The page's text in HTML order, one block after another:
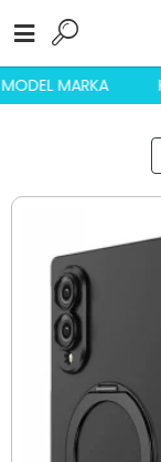
MODEL MARKA